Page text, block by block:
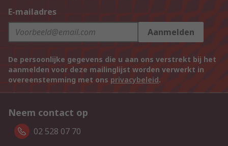
E-mailadres
Aanmelden
De persoonlijke gegevens die u aan ons verstrekt bij het
aanmelden voor deze mailinglijst worden verwerkt in
overeenstemming met ons privacybeleid.
Neem contact op
02 528 07 70